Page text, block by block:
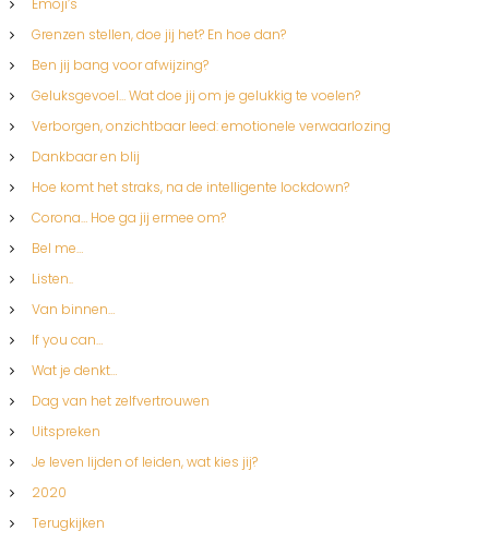
Emoji’s
Grenzen stellen, doe jij het? En hoe dan?
Ben jij bang voor afwijzing?
Geluksgevoel… Wat doe jij om je gelukkig te voelen?
Verborgen, onzichtbaar leed: emotionele verwaarlozing
Dankbaar en blij
Hoe komt het straks, na de intelligente lockdown?
Corona… Hoe ga jij ermee om?
Bel me…
Listen..
Van binnen…
If you can…
Wat je denkt…
Dag van het zelfvertrouwen
Uitspreken
Je leven lijden of leiden, wat kies jij?
2020
Terugkijken